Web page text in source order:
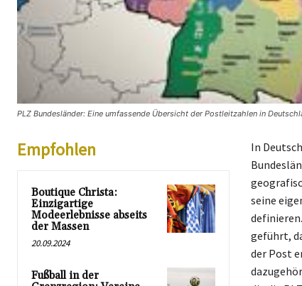
PLZ Bundesländer: Eine umfassende Übersicht der Postleitzahlen in
Empfohlen
Boutique Christa:
Einzigartige
Modeerlebnisse abseits
der Massen
20.09.2024
Fußball in der
In
seine
geführt,
der Post